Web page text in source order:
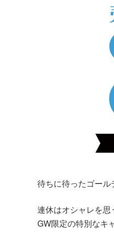
待ちに待ったゴール
連休はオシャレを
GW限定の特別なキ